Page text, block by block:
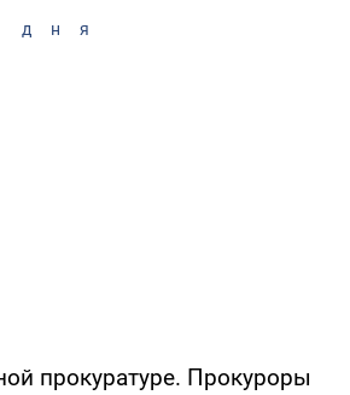
дня
прокуратуре. Прокуроры